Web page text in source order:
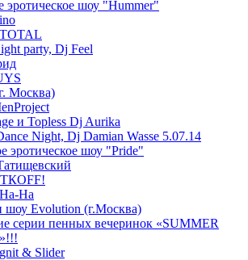
эротическое шоу "Hummer"
party, Dj Feel
Москва)
и Topless Dj Aurika
Night, Dj Damian Wasse 5.07.14
эротическое шоу "Pride"
На
шоу Evolution (г.Москва)
серии пенных вечеринок «SUMMER
& Slider